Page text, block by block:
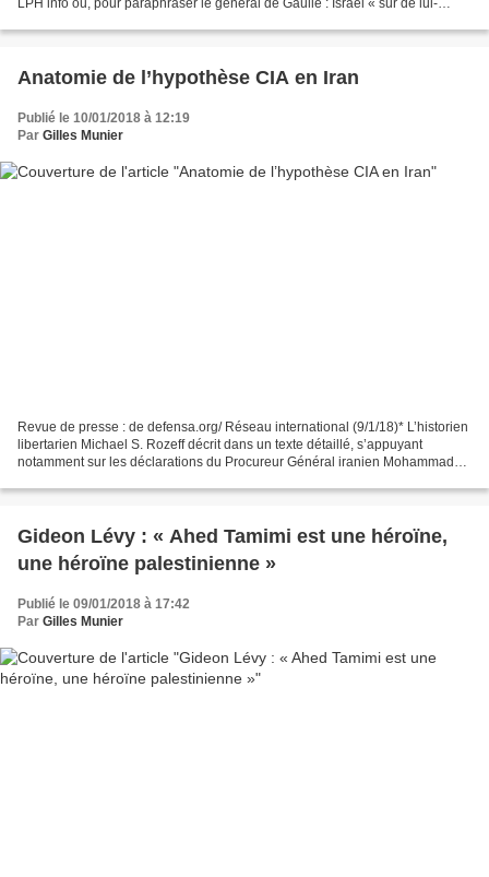
Anatomie de l’hypothèse CIA en Iran
Publié le 10/01/2018 à 12:19
Par Gilles Munier
Revue de presse : de defensa.org/ Réseau international (9/1/18)* L’historien
libertarien Michael S. Rozeff décrit dans un texte détaillé, s’appuyant
notamment sur les déclarations du Procureur Général iranien Mohammad
Gideon Lévy : « Ahed Tamimi est une héroïne,
une héroïne palestinienne »
Publié le 09/01/2018 à 17:42
Par Gilles Munier